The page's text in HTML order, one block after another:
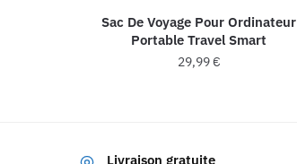
Sac De Voyage Pour Ordinateur
Portable Travel Smart
29,99€
Livraison gratuite